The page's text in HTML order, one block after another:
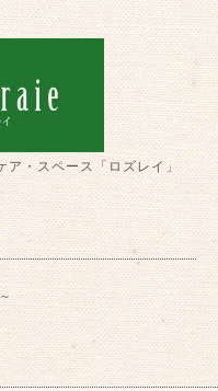
ア・スペース「ロズレイ」